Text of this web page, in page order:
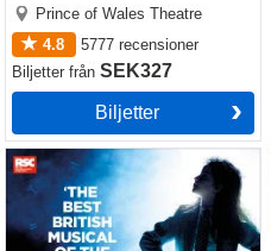
Prince of Wales Theatre
4.8
5777 recensioner
BiljetterfrånSEK327
Biljetter
Matilda The Musical